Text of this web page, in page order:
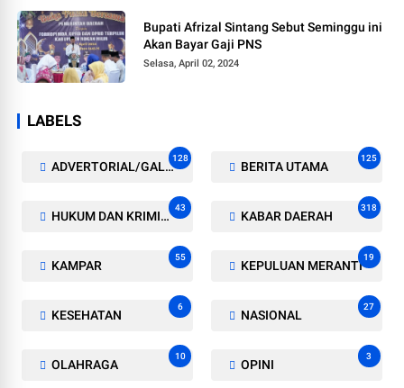
Bupati Afrizal Sintang Sebut Seminggu ini
Akan Bayar Gaji PNS
Selasa, April 02, 2024
LABELS
ADVERTORIAL/GALERI
128
BERITA UTAMA
125
HUKUM DAN KRIMINAL
43
KABAR DAERAH
318
KAMPAR
55
KEPULUAN MERANTI
19
KESEHATAN
6
NASIONAL
27
OLAHRAGA
10
OPINI
3